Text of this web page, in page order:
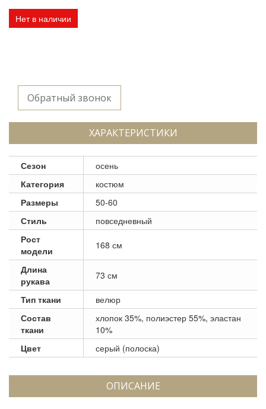
Нет в наличии
Обратный звонок
ХАРАКТЕРИСТИКИ
Сезон
осень
Категория
костюм
Размеры
50-60
Стиль
повседневный
Рост
модели
168 см
Длина
рукава
73 см
Тип ткани
велюр
Состав
ткани
хлопок 35%, полиэстер 55%, эластан
10%
Цвет
серый (полоска)
ОПИСАНИЕ